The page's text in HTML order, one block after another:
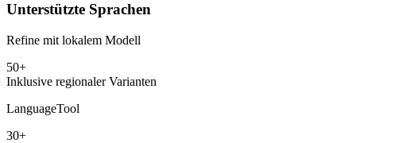
Unterstützte Sprachen
Refine mit lokalem Modell
50+
Inklusive regionaler Varianten
LanguageTool
30+